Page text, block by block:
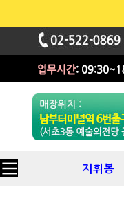
지휘봉